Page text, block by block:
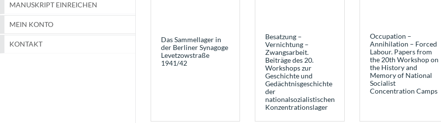
MANUSKRIPT EINREICHEN
MEIN KONTO
KONTAKT
Das Sammellager in
der Berliner Synagoge
Levetzowstraße
1941/42
Besatzung –
Vernichtung –
Zwangsarbeit.
Beiträge des 20.
Workshops zur
Geschichte und
Gedächtnisgeschichte
der
nationalsozialistischen
Konzentrationslager
Occupation –
Annihilation – Forced
Labour. Papers from
the 20th Workshop on
the History and
Memory of National
Socialist
Concentration Camps